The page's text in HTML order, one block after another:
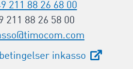
211 88 26 68 00
211 88 26 58 00
inkasso